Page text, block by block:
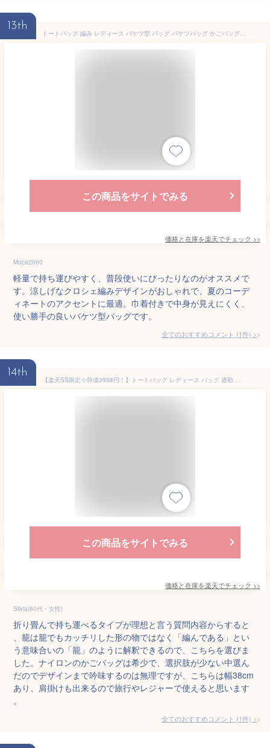
13th
トートバッグ 編み レディース バケツ型 バッグ バケツバッグ かごバッグ 小さめ 軽量 クロシェ編みバッグ 通勤バッグ バケツ型 トート バッグ 肩掛けバッグ 巾着 バッグ 夏バッグ ナイロン 軽量 軽い メッシュ編み 編みバッグ
この商品をサイトでみる
価格と在庫を楽天でチェック >>
Moca2000
軽量で持ち運びやすく、普段使いにぴったりなのがオススメで
す。涼しげなクロシェ編みデザインがおしゃれで、夏のコーデ
ィネートのアクセントに最適。巾着付きで中身が見えにくく、
使い勝手の良いバケツ型バッグです。
全てのおすすめコメント (1件) >
14th
【楽天SS限定☆特価3998円！】トートバッグ レディース バッグ 通勤 通学 大容量 2way ナイロン 小さめ 敬老の日 洗える オリジナル しっかり自立する 横 通学バッグ コットン 出張 収納力 オフィス 男性 かっこいい 仕事鞄 40代 メンズトートバッグ
この商品をサイトでみる
価格と在庫を楽天でチェック >>
Silvia(60代・女性)
折り畳んで持ち運べるタイプが理想と言う質問内容からすると
、籠は籠でもカッチリした形の物ではなく「編んである」とい
う意味合いの「籠」のように解釈できるので、こちらを選びま
した。ナイロンのかごバッグは希少で、選択肢が少ない中選ん
だのでデザインまで吟味するのは無理ですが、こちらは幅38cm
あり、肩掛けも出来るので旅行やレジャーで使えると思います
。
全てのおすすめコメント (1件) >